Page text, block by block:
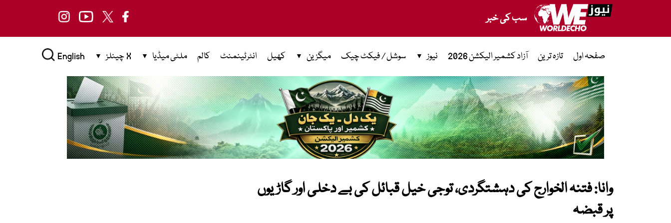
سب کی خبر
صفحہ اول تازہ ترین آزاد کشمیر الیکشن 2026 نیوز سوشل / فیکٹ چیک میگزین کھیل انٹرٹینمنٹ کالم ملٹی میڈیا X چینلز English
وانا: فتنہ الخوارج کی دہشتگردی، توجی خیل قبائل کی بے دخلی اور گاڑیوں
پر قبضہ